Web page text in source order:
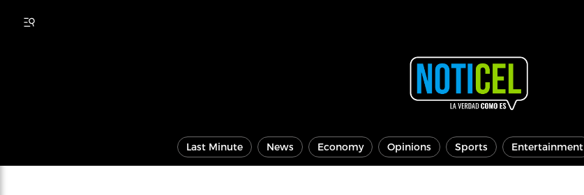
Last Minute News Economy Opinions Sports Entertainment